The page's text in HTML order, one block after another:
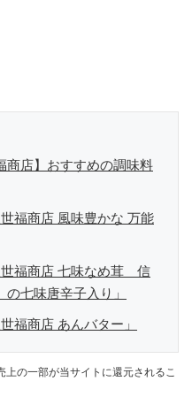
商店】おすすめの調味料
福商店 風味豊かな 万能
世福商店 七味なめ茸 信
七味唐辛子入り」
福商店 あんバター」
の一部が当サイトに還元されるこ